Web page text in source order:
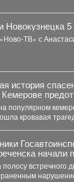
Новокузнецка 5
ТВ» с
история
популярном
кровавая
начали
полоса»
встречного